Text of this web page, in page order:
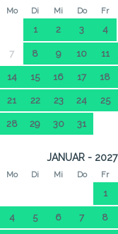
Mo Di Mi Do Fr
1 2 3 4
7 8 9 10 11
14 15 16 17 18
21 22 23 24 25
28 29 30 31
JANUAR - 2027
Mo Di Mi Do Fr
1
4 5 6 7 8